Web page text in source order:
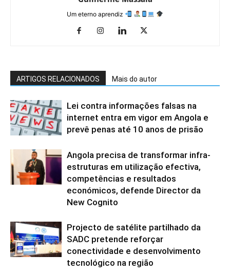
Um eterno aprendiz
ARTIGOS RELACIONADOS Mais do autor
Lei contra informações falsas na
internet entra em vigor em Angola e
prevê penas até 10 anos de prisão
Angola precisa de transformar infra-
estruturas em utilização efectiva,
competências e resultados
económicos, defende Director da
New Cognito
Projecto de satélite partilhado da
SADC pretende reforçar
conectividade e desenvolvimento
tecnológico na região